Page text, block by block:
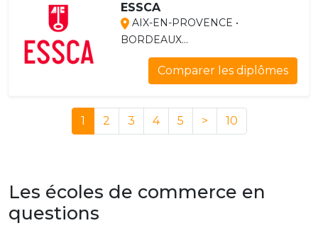
ESSCA
AIX-EN-PROVENCE •
BORDEAUX...
Comparer les diplômes
1 2 3 4 5 > 10
Les écoles de commerce en
questions